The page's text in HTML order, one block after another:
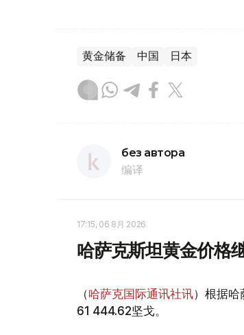
黄金储备 中国 日本
без автора
编译
17:15, 06 8月 2026
哈萨克斯坦黄金价格
（哈萨克国际通讯社讯）根据
61 444.62坚戈。